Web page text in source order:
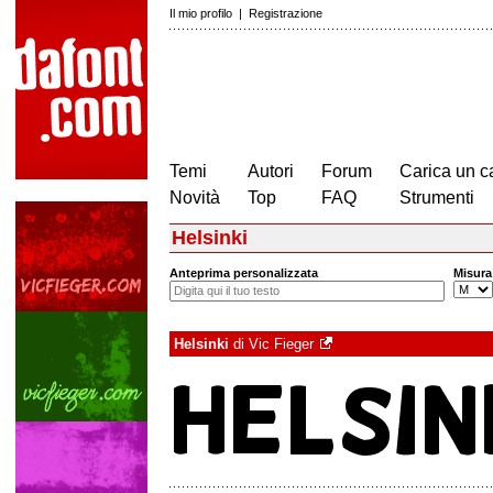
Il mio profilo | Registrazione
Temi
Novità
Autori
Top
Forum
FAQ
Carica un
Strumenti
Helsinki
Anteprima personalizzata Misura
Helsinki di Vic Fieger